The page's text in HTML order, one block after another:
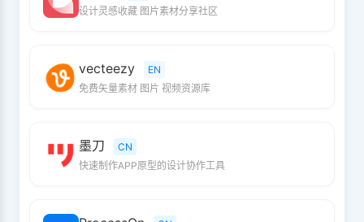
设计灵感收藏 图片素材分享社区
vecteezy
EN
免费矢量素材 图片 视频资源库
墨刀
CN
快速制作APP原型的设计协作工具